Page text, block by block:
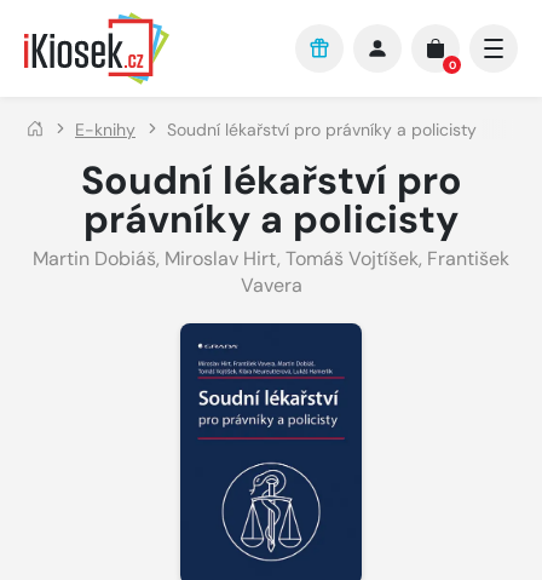
Přejít na hlavní obsah
0
E-knihy Soudní lékařství pro právníky a policisty
Soudní lékařství pro
právníky a policisty
Martin Dobiáš, Miroslav Hirt, Tomáš Vojtíšek, František
Vavera